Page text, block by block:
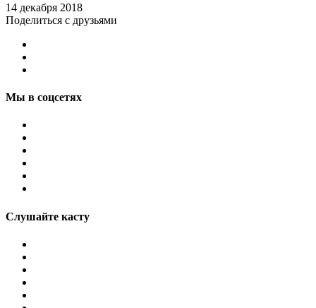
14 декабря 2018
Поделиться с друзьями
Мы в соцсетях
Слушайте касту